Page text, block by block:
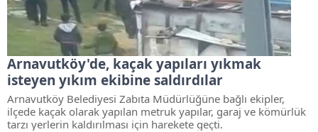
Arnavutköy'de, kaçak yapıları yıkmak
isteyen yıkım ekibine saldırdılar
Arnavutköy Belediyesi Zabıta Müdürlüğüne bağlı ekipler,
ilçede kaçak olarak yapılan metruk yapılar, garaj ve kömürlük
tarzı yerlerin kaldırılması için harekete geçti.